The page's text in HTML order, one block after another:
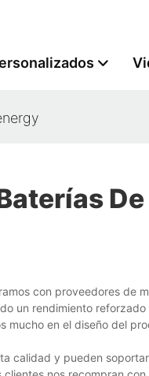
con proveedores de
un rendimiento
mucho en el diseño del
calidad y pueden